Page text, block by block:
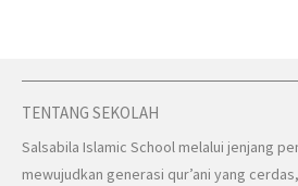
TENTANG SEKOLAH
Salsabila Islamic School melalui jenjang
mewujudkan generasi qur’ani yang